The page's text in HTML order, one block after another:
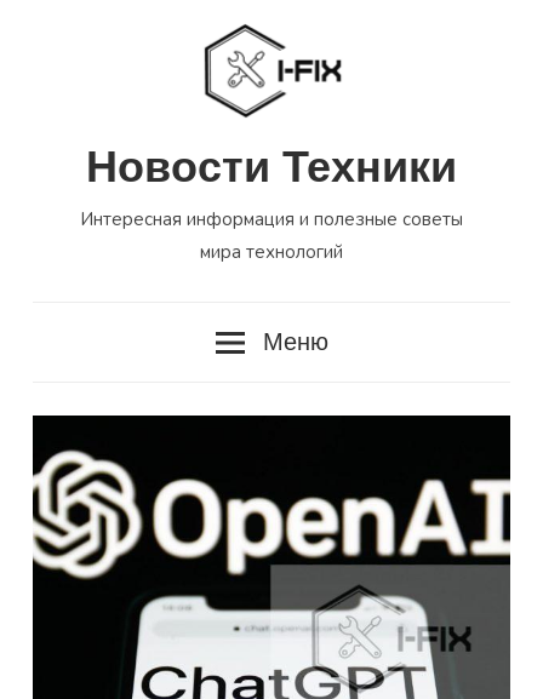
Новости Техники
Интересная информация и полезные советы
мира технологий
Меню